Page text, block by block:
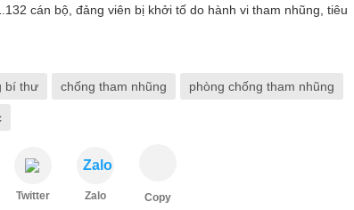
cán bộ, đảng viên bị khởi tố do hành vi tham nhũng, tiêu
bí thư chống tham nhũng phòng chống tham nhũng
Twitter
Zalo
Zalo Copy